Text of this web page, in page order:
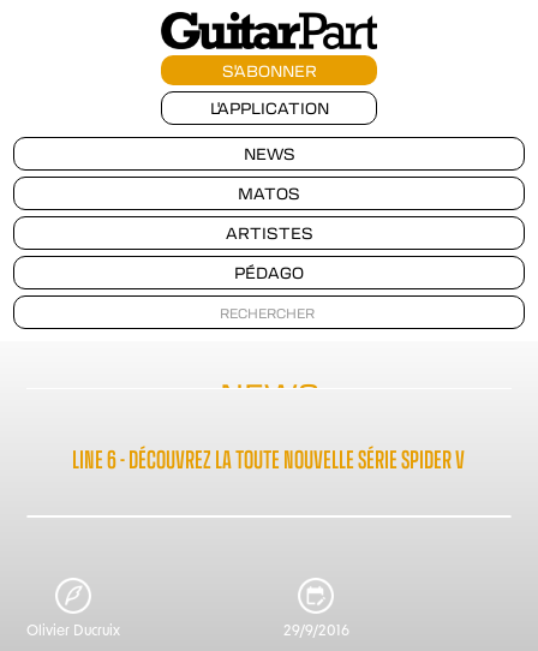
S'ABONNER
L'APPLICATION
NEWS
MATOS
ARTISTES
PÉDAGO
NEWS
LINE 6 - DÉCOUVREZ LA TOUTE NOUVELLE SÉRIE SPIDER V
Olivier Ducruix 29/9/2016